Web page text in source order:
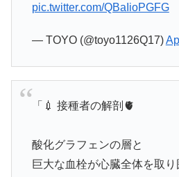
pic.twitter.com/QBaIioPGFG
— TOYO (@toyo1126Q17)
「💉 接種者の解剖🫀
酸化グラフェンの層と
巨大な血栓が心臓全体を取り